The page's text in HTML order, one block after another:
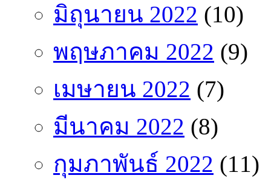
มิถุนายน 2022 (10)
พฤษภาคม 2022 (9)
เมษายน 2022 (7)
มีนาคม 2022 (8)
กุมภาพันธ์ 2022 (11)